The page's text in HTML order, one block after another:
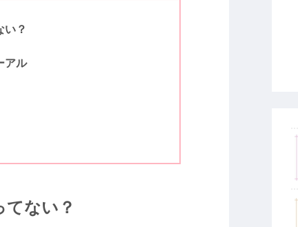
い？
アル
てない？